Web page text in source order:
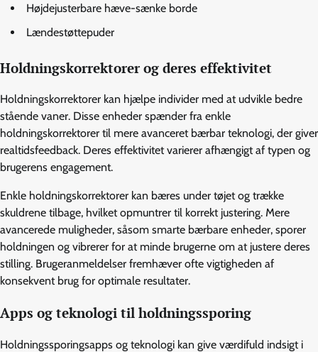
Højdejusterbare hæve-sænke borde
Lændestøttepuder
Holdningskorrektorer og deres effektivitet
Holdningskorrektorer kan hjælpe individer med at udvikle bedre
stående vaner. Disse enheder spænder fra enkle
holdningskorrektorer til mere avanceret bærbar teknologi, der giver
realtidsfeedback. Deres effektivitet varierer afhængigt af typen og
brugerens engagement.
Enkle holdningskorrektorer kan bæres under tøjet og trække
skuldrene tilbage, hvilket opmuntrer til korrekt justering. Mere
avancerede muligheder, såsom smarte bærbare enheder, sporer
holdningen og vibrerer for at minde brugerne om at justere deres
stilling. Brugeranmeldelser fremhæver ofte vigtigheden af
konsekvent brug for optimale resultater.
Apps og teknologi til holdningssporing
Holdningssporingsapps og teknologi kan give værdifuld indsigt i